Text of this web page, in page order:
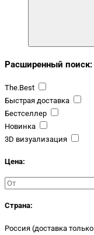
Расширенный поиск:
The.Best
Быстрая доставка
Бестселлер
Новинка
3D визуализация
Цена:
Страна:
Россия (доставка